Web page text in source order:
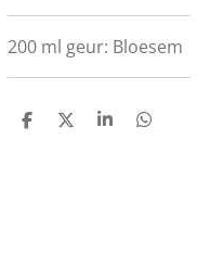
200 ml geur: Bloesem
D
D
S
D